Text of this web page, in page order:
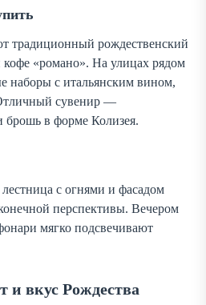
традиционный рождественский
кофе «романо». На улицах рядом
наборы с итальянским вином,
сувенир —
брошь в форме Колизея.
с огнями и фасадом
перспективы. Вечером
мягко подсвечивают
и вкус Рождества